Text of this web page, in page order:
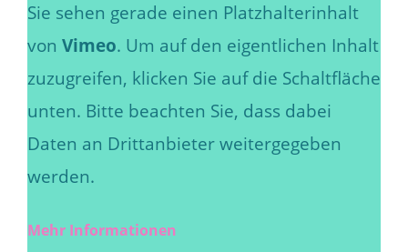
Sie sehen gerade einen Platzhalterinhalt
von Vimeo. Um auf den eigentlichen Inhalt
zuzugreifen, klicken Sie auf die Schaltfläche
unten. Bitte beachten Sie, dass dabei
Daten an Drittanbieter weitergegeben
werden.
Mehr Informationen